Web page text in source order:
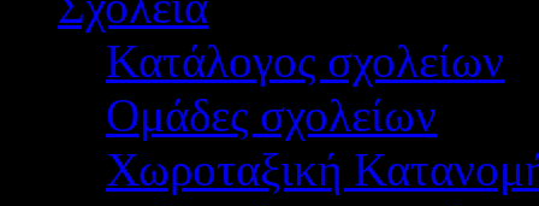
Κατάλογος σχολείων
Ομάδες σχολείων
Χωροταξική